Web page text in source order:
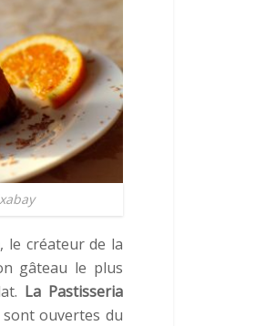
, le créateur de la
gâteau le plus
La Pastisseria
sont ouvertes du